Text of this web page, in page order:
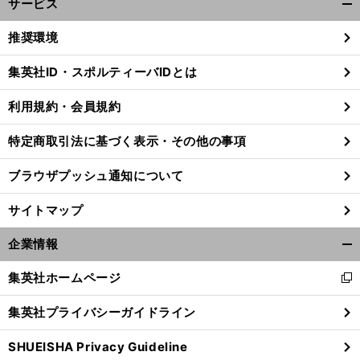
】
、
前
サービス
閉
る
推奨環境
集英社ID・スポルティーバIDとは
利用規約・会員規約
特定商取引法に基づく表示・その他の事項
ブラウザプッシュ通知について
サイトマップ
企業情報
閉
る
集英社ホームページ
新
し
い
ウ
ィ
集英社プライバシーガイドライン
SHUEISHA Privacy Guideline